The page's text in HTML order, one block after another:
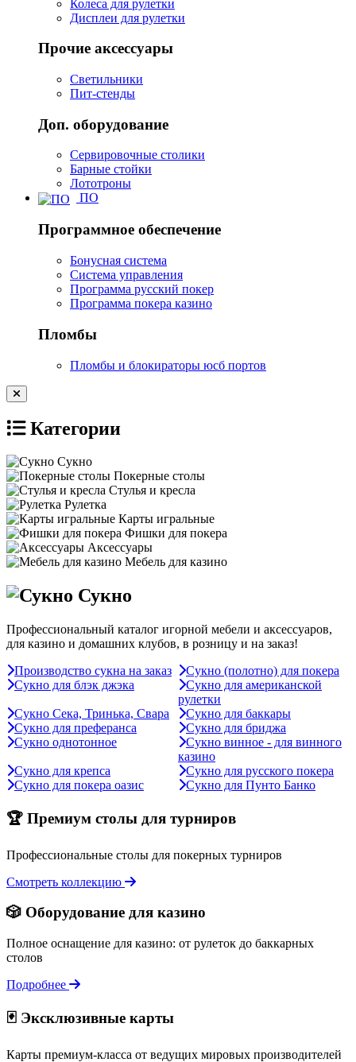
Колеса для рулетки
Дисплеи для рулетки
Прочие аксессуары
Светильники
Пит-стенды
Доп. оборудование
Сервировочные столики
Барные стойки
Лототроны
ПО
Программное обеспечение
Бонусная система
Система управления
Программа русский покер
Программа покера казино
Пломбы
Пломбы и блокираторы юсб портов
Категории
Сукно
Покерные столы
Стулья и кресла
Рулетка
Карты игральные
Фишки для покера
Аксессуары
Мебель для казино
Сукно
Профессиональный каталог игорной мебели и аксессуаров,
для казино и домашних клубов, в розницу и на заказ!
Производство сукна на заказ
Сукно (полотно) для покера
Сукно для блэк джэка
Сукно для американской
рулетки
Сукно Сека, Тринька, Свара
Сукно для баккары
Сукно для преферанса
Сукно для бриджа
Сукно однотонное
Сукно винное - для винного
казино
Сукно для крепса
Сукно для русского покера
Сукно для покера оазис
Сукно для Пунто Банко
🏆 Премиум столы для турниров
Профессиональные столы для покерных турниров
Смотреть коллекцию
🎲 Оборудование для казино
Полное оснащение для казино: от рулеток до баккарных
столов
Подробнее
🃏 Эксклюзивные карты
Карты премиум-класса от ведущих мировых производителей